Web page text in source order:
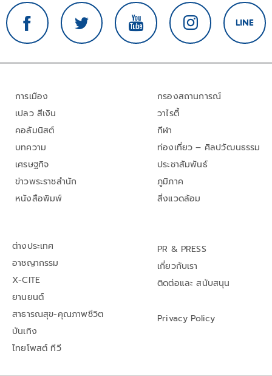
การเมือง
เปลว สีเงิน
คอลัมนิสต์
บทความ
เศรษฐกิจ
ข่าวพระราชสำนัก
หนังสือพิมพ์
กรองสถานการณ์
วาไรตี้
กีฬา
ท่องเที่ยว – ศิลปวัฒนธรรม
ประชาสัมพันธ์
ภูมิภาค
สิ่งแวดล้อม
ต่างประเทศ
อาชญากรรม
X-CITE
ยานยนต์
สาธารณสุข-คุณภาพชีวิต
บันเทิง
ไทยโพสต์ ทีวี
PR & PRESS
เกี่ยวกับเรา
ติดต่อและ สนับสนุน
Privacy Policy